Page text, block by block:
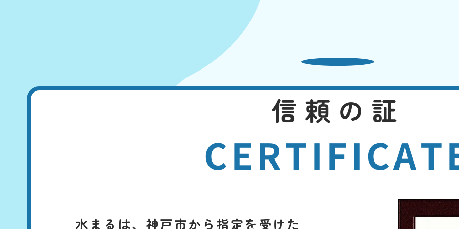
信頼の証
水まるは、 神戸市から指定を受けた